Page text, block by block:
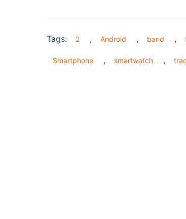
Tags: 2 , Android , band ,
Smartphone , smartwatch ,